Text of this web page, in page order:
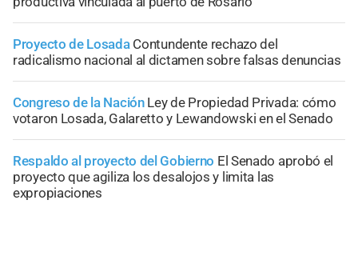
Proyecto de Losada Contundente rechazo del
radicalismo nacional al dictamen sobre falsas denuncias
Congreso de la Nación Ley de Propiedad Privada: cómo
votaron Losada, Galaretto y Lewandowski en el Senado
Respaldo al proyecto del Gobierno El Senado aprobó el
proyecto que agiliza los desalojos y limita las
expropiaciones